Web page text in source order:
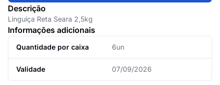
Descrição
Linguiça Reta Seara 2,5kg
Informações adicionais
Quantidade por caixa 6un
Validade 07/09/2026